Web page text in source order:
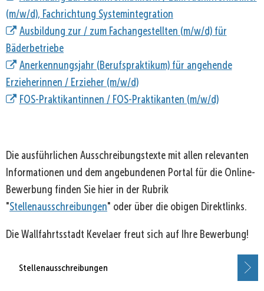
(m/w/d), Fachrichtung Systemintegration
Ausbildung zur / zum Fachangestellten (m/w/d) für
Bäderbetriebe
Anerkennungsjahr (Berufspraktikum) für angehende
Erzieherinnen / Erzieher (m/w/d)
FOS-Praktikantinnen / FOS-Praktikanten (m/w/d)
Die ausführlichen Ausschreibungstexte mit allen relevanten
Informationen und dem angebundenen Portal für die Online-
Bewerbung finden Sie hier in der Rubrik
"Stellenausschreibungen" oder über die obigen Direktlinks.
Die Wallfahrtsstadt Kevelaer freut sich auf Ihre Bewerbung!
Stellenausschreibungen